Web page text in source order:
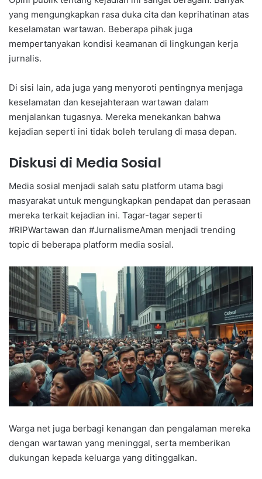
yang mengungkapkan rasa duka cita dan keprihatinan atas
keselamatan wartawan. Beberapa pihak juga
mempertanyakan kondisi keamanan di lingkungan kerja
jurnalis.
Di sisi lain, ada juga yang menyoroti pentingnya menjaga
keselamatan dan kesejahteraan wartawan dalam
menjalankan tugasnya. Mereka menekankan bahwa
kejadian seperti ini tidak boleh terulang di masa depan.
Diskusi di Media Sosial
Media sosial menjadi salah satu platform utama bagi
masyarakat untuk mengungkapkan pendapat dan perasaan
mereka terkait kejadian ini. Tagar-tagar seperti
#RIPWartawan dan #JurnalismeAman menjadi trending
topic di beberapa platform media sosial.
Warga net juga berbagi kenangan dan pengalaman mereka
dengan wartawan yang meninggal, serta memberikan
dukungan kepada keluarga yang ditinggalkan.